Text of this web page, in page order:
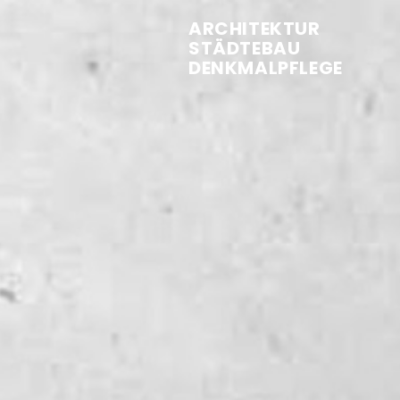
ARCHITEKTUR
STÄDTEBAU
DENKMALPFLEGE